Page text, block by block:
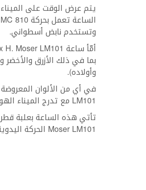
وتستخدم نابض أسطواني.
بما في ذلك الأزرق والأخضر
وأولاده).
في أي من الألوان المعروضة
LM101 مع تدرج الميناء الهوائي وأسلوب Moser الذي يقتصر التصميم على الأساسيات العارية.
Moser LM101 الحركة اليدوية LM101، مع احتياطي للطاقة من 45 ساعة.